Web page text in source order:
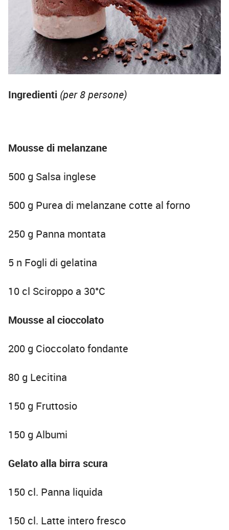
Ingredienti (per 8 persone)
Mousse di melanzane
500 g Salsa inglese
500 g Purea di melanzane cotte al forno
250 g Panna montata
5 n Fogli di gelatina
10 cl Sciroppo a 30°C
Mousse al cioccolato
200 g Cioccolato fondante
80 g Lecitina
150 g Fruttosio
150 g Albumi
Gelato alla birra scura
150 cl. Panna liquida
150 cl. Latte intero fresco